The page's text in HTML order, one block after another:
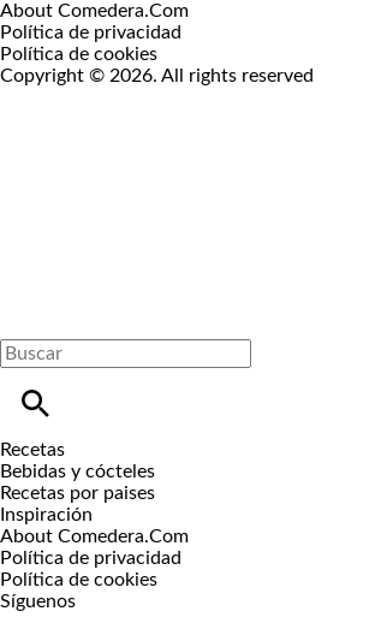
About Comedera.Com
Política de privacidad
Política de cookies
Copyright © 2026. All rights reserved
Recetas
Bebidas y cócteles
Recetas por paises
Inspiración
About Comedera.Com
Política de privacidad
Política de cookies
Síguenos